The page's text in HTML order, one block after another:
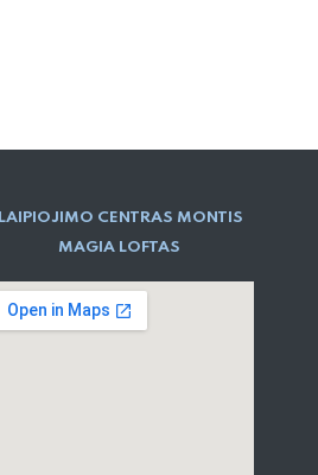
LAIPIOJIMO CENTRAS MONTIS
MAGIA LOFTAS